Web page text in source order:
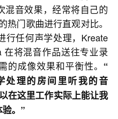
混音效果，经常将自己的
热门歌曲进行直观对比。
行任何声学处理，Kreate
将混音作品送往专业录
的成像效果和平衡性。 “
处理的房间里听我的音
在这里工作实际上能让我
。”